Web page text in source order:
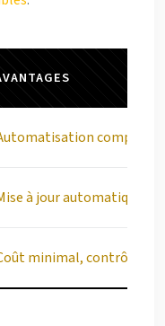
à jour automatique,
minimal, contrôle